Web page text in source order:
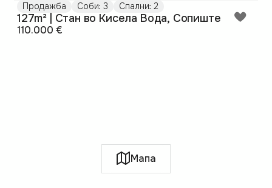
Мапа
Продажба Соби: 3 Спални: 2
127m² | Стан во Кисела Вода, Сопиште
110.000 €